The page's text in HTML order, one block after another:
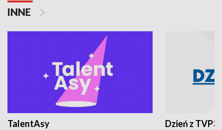
INNE
TalentAsy Dzień z TVP3